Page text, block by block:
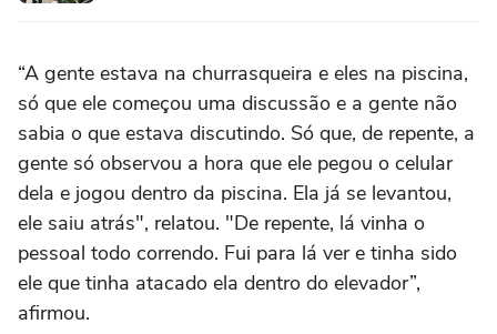
“A gente estava na churrasqueira e eles na piscina,
só que ele começou uma discussão e a gente não
sabia o que estava discutindo. Só que, de repente, a
gente só observou a hora que ele pegou o celular
dela e jogou dentro da piscina. Ela já se levantou,
ele saiu atrás", relatou. "De repente, lá vinha o
pessoal todo correndo. Fui para lá ver e tinha sido
ele que tinha atacado ela dentro do elevador”,
afirmou.